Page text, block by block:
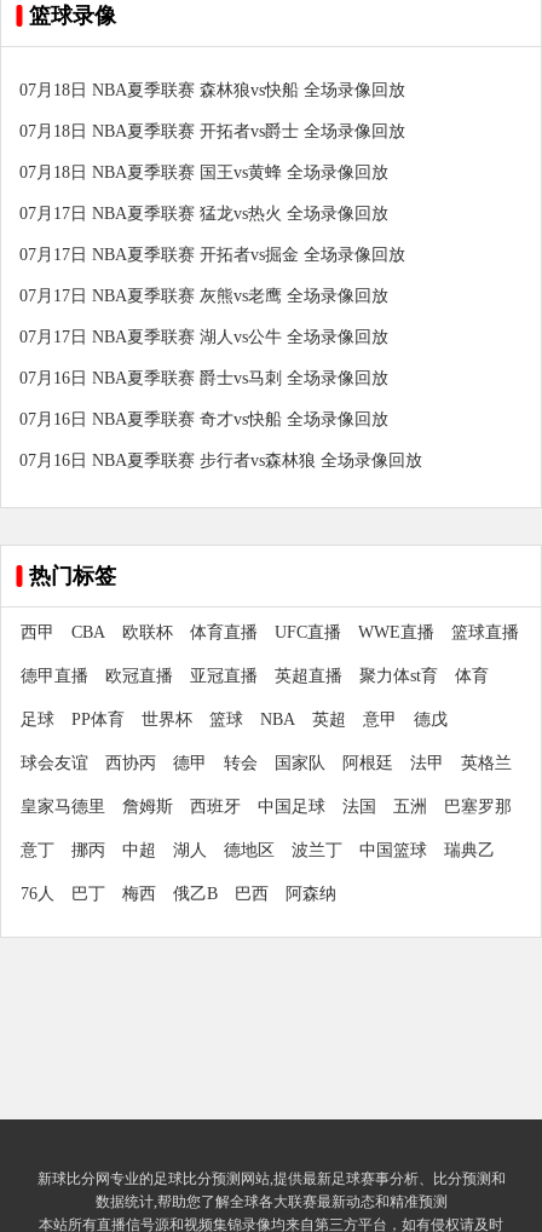
篮球录像
07月18日 NBA夏季联赛 森林狼vs快船 全场录像回放
07月18日 NBA夏季联赛 开拓者vs爵士 全场录像回放
07月18日 NBA夏季联赛 国王vs黄蜂 全场录像回放
07月17日 NBA夏季联赛 猛龙vs热火 全场录像回放
07月17日 NBA夏季联赛 开拓者vs掘金 全场录像回放
07月17日 NBA夏季联赛 灰熊vs老鹰 全场录像回放
07月17日 NBA夏季联赛 湖人vs公牛 全场录像回放
07月16日 NBA夏季联赛 爵士vs马刺 全场录像回放
07月16日 NBA夏季联赛 奇才vs快船 全场录像回放
07月16日 NBA夏季联赛 步行者vs森林狼 全场录像回放
热门标签
西甲 CBA 欧联杯 体育直播 UFC直播 WWE直播 篮球直播
德甲直播 欧冠直播 亚冠直播 英超直播 聚力体st育 体育
足球 PP体育 世界杯 篮球 NBA 英超 意甲 德戊
球会友谊 西协丙 德甲 转会 国家队 阿根廷 法甲 英格兰
皇家马德里 詹姆斯 西班牙 中国足球 法国 五洲 巴塞罗那
意丁 挪丙 中超 湖人 德地区 波兰丁 中国篮球 瑞典乙
76人 巴丁 梅西 俄乙B 巴西 阿森纳
新球比分网专业的足球比分预测网站,提供最新足球赛事分析、比分预测和
数据统计,帮助您了解全球各大联赛最新动态和精准预测
本站所有直播信号源和视频集锦录像均来自第三方平台，如有侵权请及时